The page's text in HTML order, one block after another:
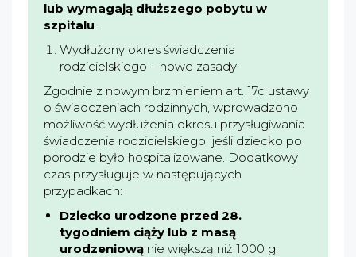
lub wymagają dłuższego pobytu w
szpitalu.
Wydłużony okres świadczenia
rodzicielskiego – nowe zasady
Zgodnie z nowym brzmieniem art. 17c ustawy
o świadczeniach rodzinnych, wprowadzono
możliwość wydłużenia okresu przysługiwania
świadczenia rodzicielskiego, jeśli dziecko po
porodzie było hospitalizowane. Dodatkowy
czas przysługuje w następujących
przypadkach:
Dziecko urodzone przed 28.
tygodniem ciąży lub z masą
urodzeniową nie większą niż 1000 g,